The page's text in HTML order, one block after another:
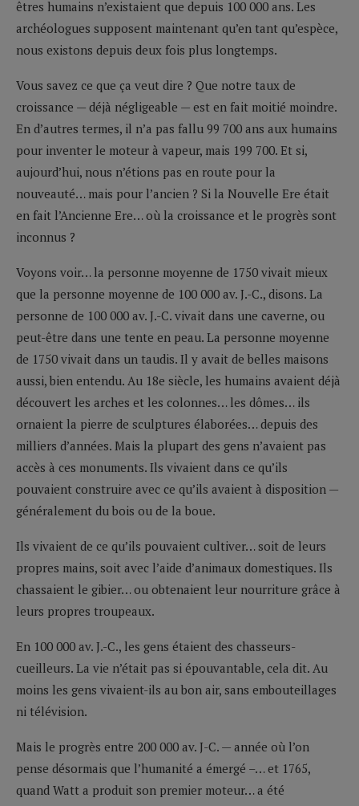
êtres humains n’existaient que depuis 100 000 ans. Les
archéologues supposent maintenant qu’en tant qu’espèce,
nous existons depuis deux fois plus longtemps.
Vous savez ce que ça veut dire ? Que notre taux de
croissance — déjà négligeable — est en fait moitié moindre.
En d’autres termes, il n’a pas fallu 99 700 ans aux humains
pour inventer le moteur à vapeur, mais 199 700. Et si,
aujourd’hui, nous n’étions pas en route pour la
nouveauté… mais pour l’ancien ? Si la Nouvelle Ere était
en fait l’Ancienne Ere… où la croissance et le progrès sont
inconnus ?
Voyons voir… la personne moyenne de 1750 vivait mieux
que la personne moyenne de 100 000 av. J.-C., disons. La
personne de 100 000 av. J.-C. vivait dans une caverne, ou
peut-être dans une tente en peau. La personne moyenne
de 1750 vivait dans un taudis. Il y avait de belles maisons
aussi, bien entendu. Au 18e siècle, les humains avaient déjà
découvert les arches et les colonnes… les dômes… ils
ornaient la pierre de sculptures élaborées… depuis des
milliers d’années. Mais la plupart des gens n’avaient pas
accès à ces monuments. Ils vivaient dans ce qu’ils
pouvaient construire avec ce qu’ils avaient à disposition —
généralement du bois ou de la boue.
Ils vivaient de ce qu’ils pouvaient cultiver… soit de leurs
propres mains, soit avec l’aide d’animaux domestiques. Ils
chassaient le gibier… ou obtenaient leur nourriture grâce à
leurs propres troupeaux.
En 100 000 av. J.-C., les gens étaient des chasseurs-
cueilleurs. La vie n’était pas si épouvantable, cela dit. Au
moins les gens vivaient-ils au bon air, sans embouteillages
ni télévision.
Mais le progrès entre 200 000 av. J-C. — année où l’on
pense désormais que l’humanité a émergé –… et 1765,
quand Watt a produit son premier moteur… a été